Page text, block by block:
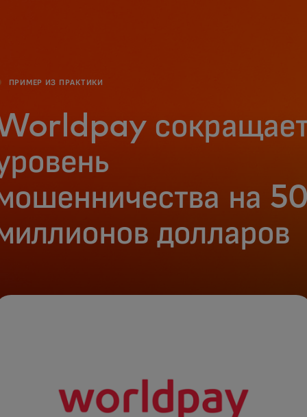
Для всего мира
Для новаторов
Новости и тренды
ПРИМЕР ИЗ ПРАКТИКИ
на 50
долларов
решения